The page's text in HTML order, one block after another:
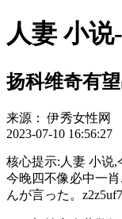
人妻 小
扬科维奇有
来源：
伊秀女性网
2023-07-10 16:56:27
核心提示:人妻 小说
今晚四不像必中一
んが言った。